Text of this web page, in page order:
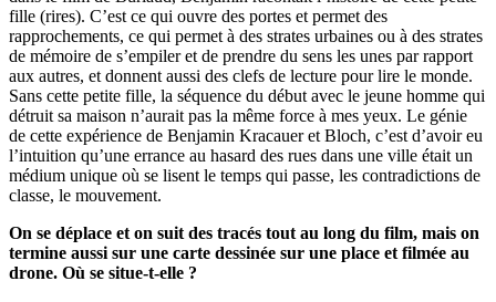
fille (rires). C’est ce qui ouvre des portes et permet des
rapprochements, ce qui permet à des strates urbaines ou à des strates
de mémoire de s’empiler et de prendre du sens les unes par rapport
aux autres, et donnent aussi des clefs de lecture pour lire le monde.
Sans cette petite fille, la séquence du début avec le jeune homme qui
détruit sa maison n’aurait pas la même force à mes yeux. Le génie
de cette expérience de Benjamin Kracauer et Bloch, c’est d’avoir eu
l’intuition qu’une errance au hasard des rues dans une ville était un
médium unique où se lisent le temps qui passe, les contradictions de
classe, le mouvement.
On se déplace et on suit des tracés tout au long du film, mais on
termine aussi sur une carte dessinée sur une place et filmée au
drone. Où se situe-t-elle ?